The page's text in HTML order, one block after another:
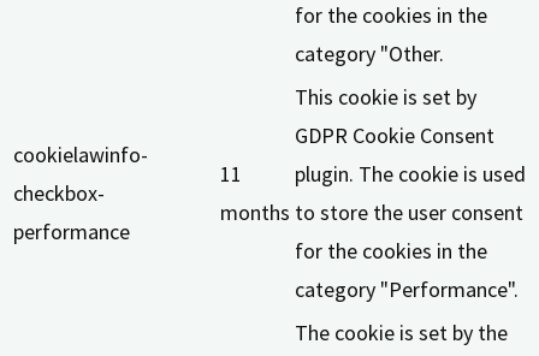
for the cookies in the
category "Other.
cookielawinfo-
checkbox-
performance
11
months
This cookie is set by
GDPR Cookie Consent
plugin. The cookie is used
to store the user consent
for the cookies in the
category "Performance".
The cookie is set by the